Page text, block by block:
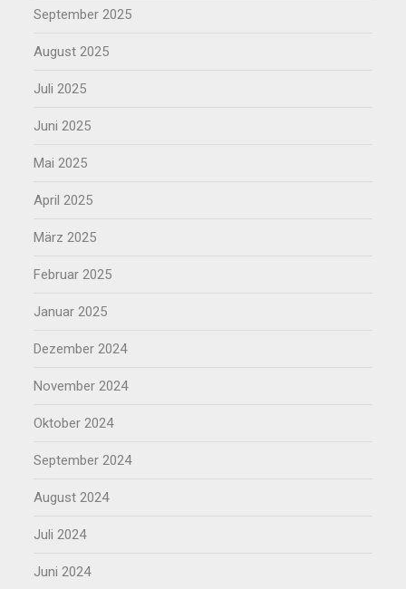
September 2025
August 2025
Juli 2025
Juni 2025
Mai 2025
April 2025
März 2025
Februar 2025
Januar 2025
Dezember 2024
November 2024
Oktober 2024
September 2024
August 2024
Juli 2024
Juni 2024